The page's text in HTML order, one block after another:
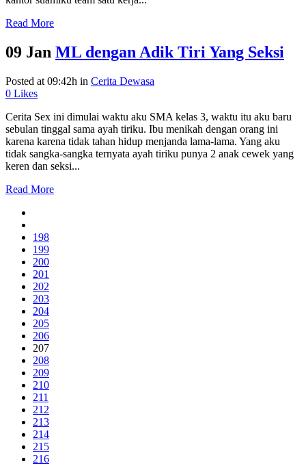
Read More
09 Jan ML dengan Adik Tiri Yang Seksi
Posted at 09:42h in Cerita Dewasa
0 Likes
Cerita Sex ini dimulai waktu aku SMA kelas 3, waktu itu aku baru
sebulan tinggal sama ayah tiriku. Ibu menikah dengan orang ini
karena karena tidak tahan hidup menjanda lama-lama. Yang aku
tidak sangka-sangka ternyata ayah tiriku punya 2 anak cewek yang
keren dan seksi...
Read More
198
199
200
201
202
203
204
205
206
207
208
209
210
211
212
213
214
215
216